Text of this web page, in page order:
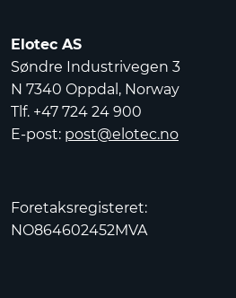
Elotec AS
Søndre Industrivegen 3
N 7340 Oppdal, Norway
Tlf. +47 724 24 900
E-post: post@elotec.no
Foretaksregisteret:
NO864602452MVA